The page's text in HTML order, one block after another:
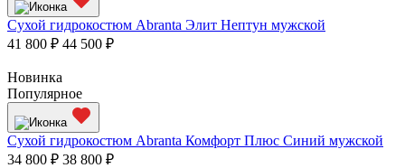
Сухой гидрокостюм Abranta Элит Нептун мужской
41 800 ₽ 44 500 ₽
Новинка
Популярное
Сухой гидрокостюм Abranta Комфорт Плюс Синий мужской
34 800 ₽ 38 800 ₽